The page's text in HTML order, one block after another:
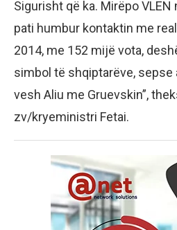
Sigurisht që ka. Mirëpo VLEN
pati humbur kontaktin me
2014, me 152 mijë vota,
simbol të shqiptarëve,
vesh Aliu me Gruevskin”,
zv/kryeministri Fetai.